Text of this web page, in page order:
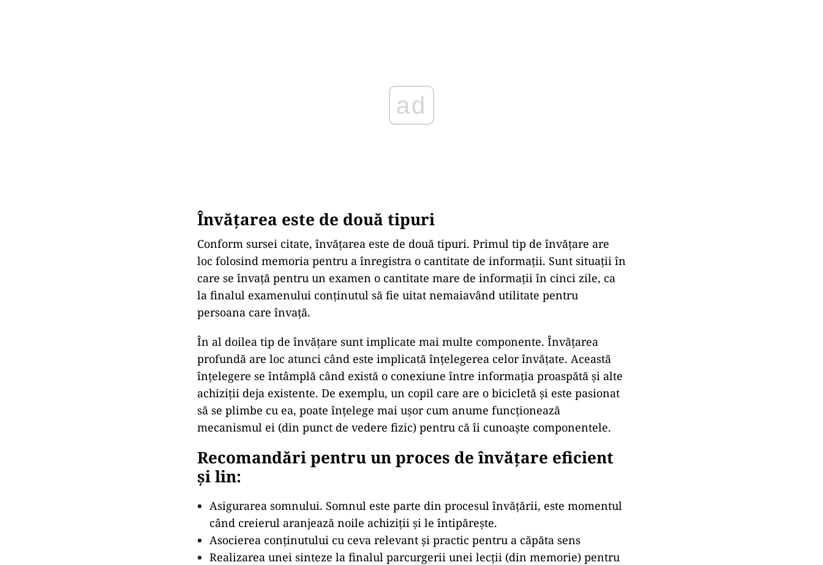
Învățarea este de două tipuri
Conform sursei citate, învățarea este de două tipuri. Primul tip de învățare are
loc folosind memoria pentru a înregistra o cantitate de informații. Sunt situații în
care se învață pentru un examen o cantitate mare de informații în cinci zile, ca
la finalul examenului conținutul să fie uitat nemaiavând utilitate pentru
persoana care învață.
În al doilea tip de învățare sunt implicate mai multe componente. Învățarea
profundă are loc atunci când este implicată înțelegerea celor învățate. Această
înțelegere se întâmplă când există o conexiune între informația proaspătă și alte
achiziții deja existente. De exemplu, un copil care are o bicicletă și este pasionat
să se plimbe cu ea, poate înțelege mai ușor cum anume funcționează
mecanismul ei (din punct de vedere fizic) pentru că îi cunoaște componentele.
Recomandări pentru un proces de învățare eficient
și lin:
Asigurarea somnului. Somnul este parte din procesul învățării, este momentul
când creierul aranjează noile achiziții și le întipărește.
Asocierea conținutului cu ceva relevant și practic pentru a căpăta sens
Realizarea unei sinteze la finalul parcurgerii unei lecții (din memorie) pentru